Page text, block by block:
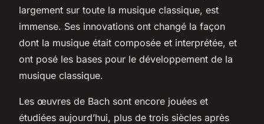
largement sur toute la musique classique, est
immense. Ses innovations ont changé la façon
dont la musique était composée et interprétée, et
ont posé les bases pour le développement de la
musique classique.
Les œuvres de Bach sont encore jouées et
étudiées aujourd’hui, plus de trois siècles après